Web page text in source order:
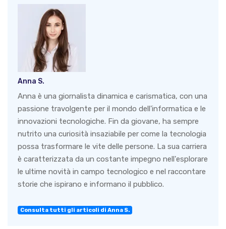
Anna S.
Anna è una giornalista dinamica e carismatica, con una
passione travolgente per il mondo dell'informatica e le
innovazioni tecnologiche. Fin da giovane, ha sempre
nutrito una curiosità insaziabile per come la tecnologia
possa trasformare le vite delle persone. La sua carriera
è caratterizzata da un costante impegno nell'esplorare
le ultime novità in campo tecnologico e nel raccontare
storie che ispirano e informano il pubblico.
Consulta tutti gli articoli di Anna S.